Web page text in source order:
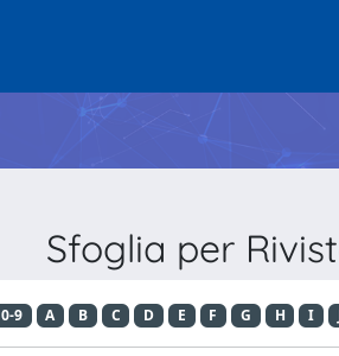
Sfoglia per
0-9 A B C D E F G H I